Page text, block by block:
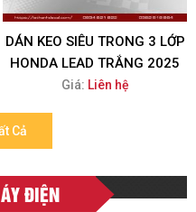
DÁN KEO SIÊU TRONG 3 LỚP
HONDA LEAD TRẮNG 2025
Giá: Liên hệ
Cả
ĐIỆN